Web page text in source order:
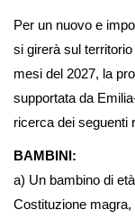
Per un nuovo e
si girerà sul
mesi del 2027, la
supportata da
ricerca dei seguenti
BAMBINI:
a) Un bambino di
Costituzione magra,